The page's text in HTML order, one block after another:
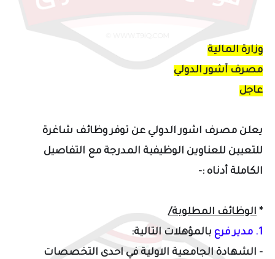
وزارة المالية
مصرف آشور الدولي
عاجل
يعلن مصرف اشور الدولي عن توفر وظائف شاغرة
للتعيين للعناوين الوظيفية المدرجة مع التفاصيل
الكاملة أدناه :-
* الوظائف المطلوبة/
1. مدير فرع
بالمؤهلات التالية:
- الشهادة الجامعية الاولية في احدى التخصصات